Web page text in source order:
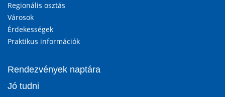
Regionális osztás
Városok
Érdekességek
Praktikus információk
Rendezvények naptára
Jó tudni